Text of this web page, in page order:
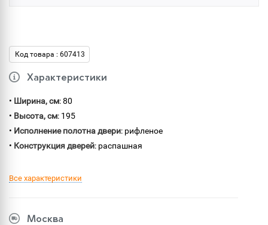
Код товара : 607413
Характеристики
• Ширина, см: 80
• Высота, см: 195
• Исполнение полотна двери: рифленое
• Конструкция дверей: распашная
Все характеристики
Москва